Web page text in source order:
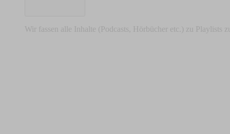
Wir fassen alle Inhalte (Podcasts, Hörbücher etc.) zu Playlists